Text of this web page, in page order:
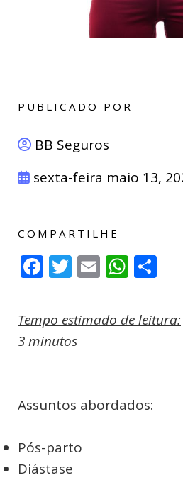
PUBLICADO POR
BB Seguros
sexta-feira maio 13,
COMPARTILHE
Facebook
Twitter
Email
Tempo estimado de leitura:
3 minutos
Assuntos abordados:
Pós-parto
Diástase